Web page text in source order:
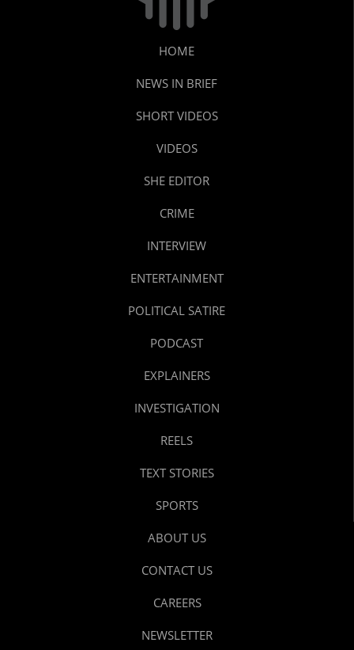
HOME
NEWS IN BRIEF
SHORT VIDEOS
VIDEOS
SHE EDITOR
CRIME
INTERVIEW
ENTERTAINMENT
POLITICAL SATIRE
PODCAST
EXPLAINERS
INVESTIGATION
REELS
TEXT STORIES
SPORTS
ABOUT US
CONTACT US
CAREERS
NEWSLETTER